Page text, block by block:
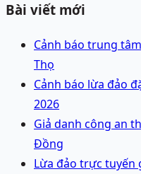
Bài viết mới
Cảnh báo trung
Thọ
Cảnh báo lừa đảo
2026
Giả danh công an
Đồng
Lừa đảo trực tuyến